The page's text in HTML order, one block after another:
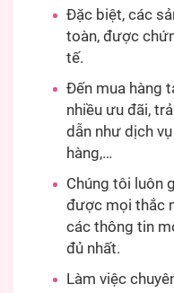
Đặc biệt, các
toàn, được
tế.
Đến mua hàng
nhiều ưu đãi,
dẫn như dịch
hàng,…
Chúng tôi luôn
được mọi thắc
các thông tin
đủ nhất.
Làm việc